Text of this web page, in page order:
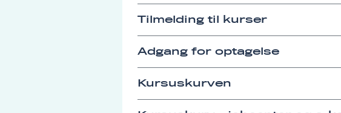
Tilmelding til kurser
Adgang for optagelse
Kursuskurven